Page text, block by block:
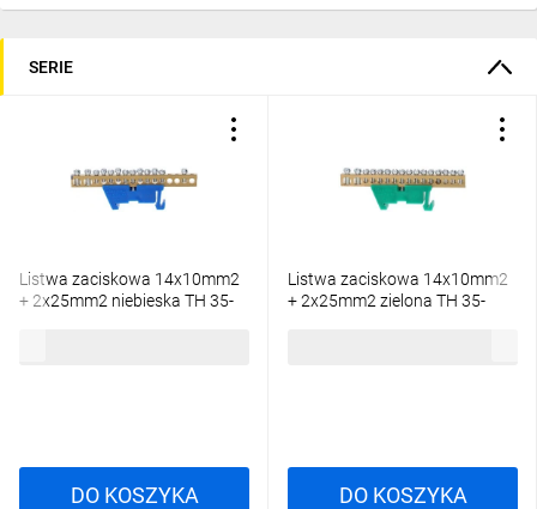
SERIE
Listwa zaciskowa 14x10mm2
+ 2x25mm2 niebieska TH 35-
DO KOSZYKA
Listwa zaciskowa 14x10mm2
+ 2x25mm2 zielona TH 35-
DO KOSZYKA